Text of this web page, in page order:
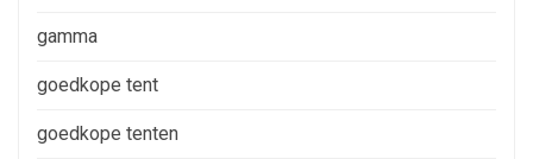
gamma
goedkope tent
goedkope tenten